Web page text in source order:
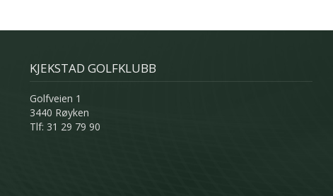
KJEKSTAD GOLFKLUBB
Golfveien 1
3440 Røyken
Tlf: 31 29 79 90